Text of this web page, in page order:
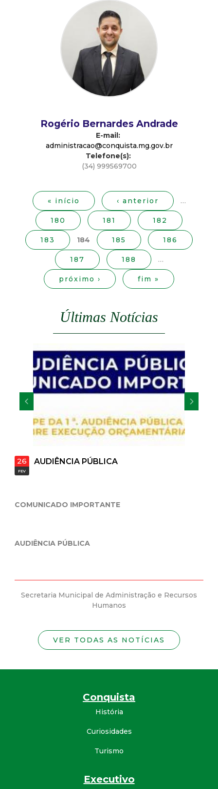
s
Rogério Bernardes Andrade
E-mail:
administracao@conquista.mg.gov.br
Telefone(s):
(34) 999569700
« início ‹ anterior …
180 181 182
183 184 185 186
187 188 …
próximo › fim »
Últimas Notícias
AUDIÊNCIA PÚBLICA
IMPORTANTE
PÚBLICA
Municipal de Administração e Recursos
Humanos
Secretaria
VER TODAS AS NOTÍCIAS
Conquista
História
Curiosidades
Turismo
Executivo